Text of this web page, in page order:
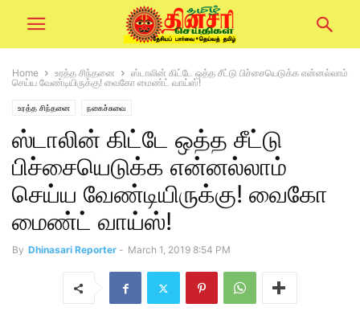
Home உரத்த சிந்தனை
ஸ்டாலின் கிட்டே ஒத்த சீட்டு பிச்சையெடுக்க என்னல்லாம்
செய்ய வேண்டியிருக்கு! வைகோ மைண்ட் வாய்ஸ்!
உரத்த சிந்தனை நகைச்சுவை
ஸ்டாலின் கிட்டே ஒத்த சீட்டு
பிச்சையெடுக்க என்னல்லாம்
செய்ய வேண்டியிருக்கு! வைகோ
மைண்ட் வாய்ஸ்!
By Dhinasari Reporter - March 1, 2019 8:54 PM